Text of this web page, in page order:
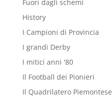
Fuori dagli schemi
History
I Campioni di Provincia
I grandi Derby
I mitici anni '80
Il Football dei Pionieri
Il Quadrilatero Piemontese